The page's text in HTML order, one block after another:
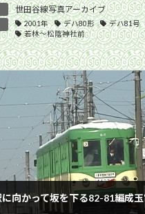
世田谷線写真アーカイブ
2001年 デハ80形 デハ81号
若林〜松陰神社前